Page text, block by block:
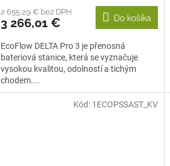
2 655,29 € bez DPH
3 266,01 € Do košíka
EcoFlow DELTA Pro 3 je přenosná
bateriová stanice, která se vyznačuje
vysokou kvalitou, odolností a tichým
chodem....
Kód: 1ECOPSSAST_KV